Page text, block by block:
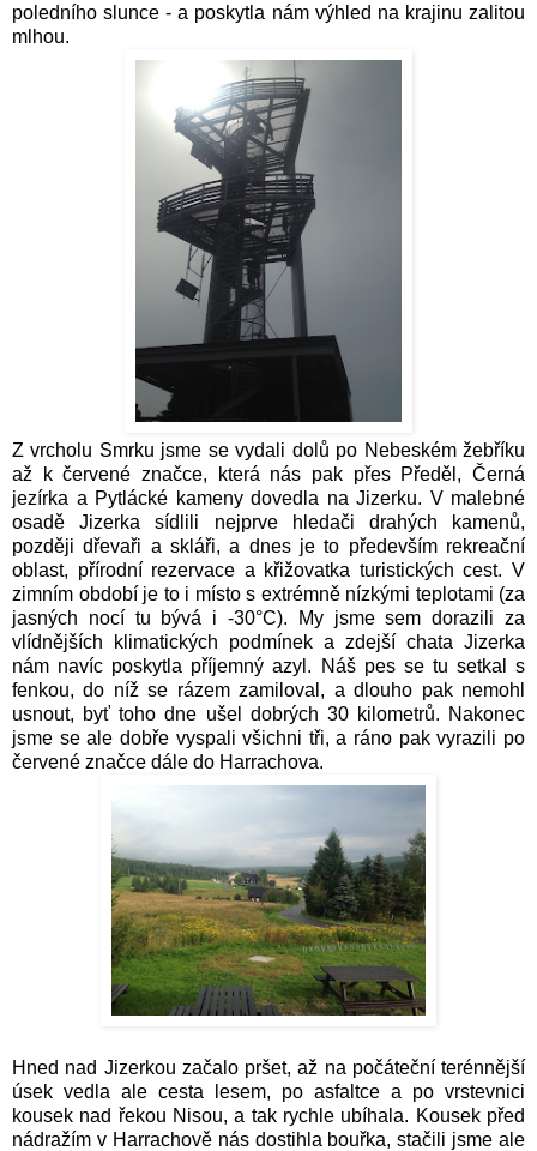
poledního slunce - a poskytla nám výhled na krajinu zalitou
mlhou.
Z vrcholu Smrku jsme se vydali dolů po Nebeském žebříku
až k červené značce, která nás pak přes Předěl, Černá
jezírka a Pytlácké kameny dovedla na Jizerku. V malebné
osadě Jizerka sídlili nejprve hledači drahých kamenů,
později dřevaři a skláři, a dnes je to především rekreační
oblast, přírodní rezervace a křižovatka turistických cest. V
zimním období je to i místo s extrémně nízkými teplotami (za
jasných nocí tu bývá i -30°C). My jsme sem dorazili za
vlídnějších klimatických podmínek a zdejší chata Jizerka
nám navíc poskytla příjemný azyl. Náš pes se tu setkal s
fenkou, do níž se rázem zamiloval, a dlouho pak nemohl
usnout, byť toho dne ušel dobrých 30 kilometrů. Nakonec
jsme se ale dobře vyspali všichni tři, a ráno pak vyrazili po
červené značce dále do Harrachova.
Hned nad Jizerkou začalo pršet, až na počáteční terénnější
úsek vedla ale cesta lesem, po asfaltce a po vrstevnici
kousek nad řekou Nisou, a tak rychle ubíhala. Kousek před
nádražím v Harrachově nás dostihla bouřka, stačili jsme ale